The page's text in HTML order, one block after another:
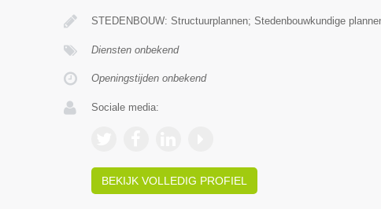
STEDENBOUW: Structuurplannen; Stedenbouwkundige
Diensten onbekend
Openingstijden onbekend
Sociale media:
BEKIJK VOLLEDIG PROFIEL